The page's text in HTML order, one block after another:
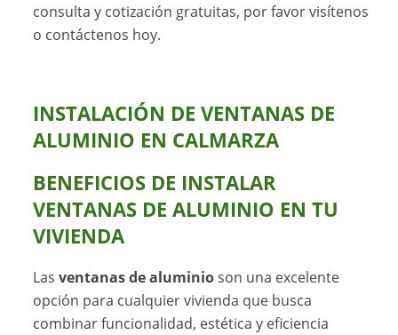
consulta y cotización gratuitas, por favor visítenos
o contáctenos hoy.
INSTALACIÓN DE VENTANAS DE
ALUMINIO EN CALMARZA
BENEFICIOS DE INSTALAR
VENTANAS DE ALUMINIO EN TU
VIVIENDA
Lasventanas de aluminioson una excelente
opción para cualquier vivienda que busca
combinar funcionalidad, estética y eficiencia